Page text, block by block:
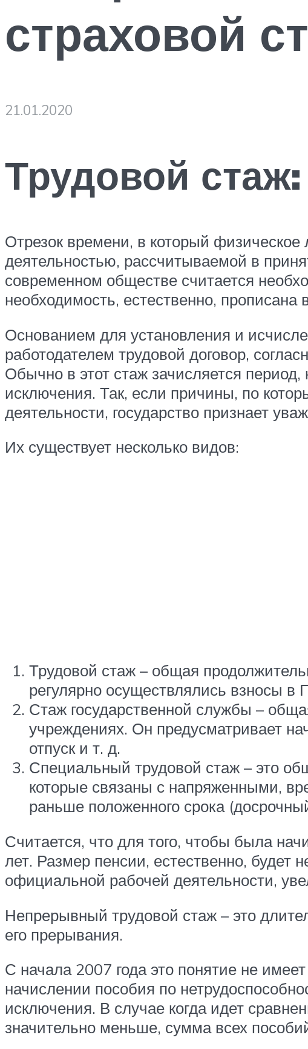
страховой
21.01.2020
Трудовой
Отрезок времени, в который
деятельностью, рассчитываемой в
современном обществе считается
необходимость, естественно,
Основанием для установления и
работодателем трудовой договор,
Обычно в этот стаж зачисляется
исключения. Так, если причины, по
деятельности, государство признает
Их существует несколько видов:
Трудовой стаж – общая
регулярно осуществлялись взносы
Стаж государственной службы –
учреждениях. Он предусматривает
отпуск и т. д.
Специальный трудовой стаж – это
которые связаны с напряженными,
раньше положенного срока
Считается, что для того, чтобы была
лет. Размер пенсии, естественно,
официальной рабочей деятельности,
Непрерывный трудовой стаж – это
его прерывания.
С начала 2007 года это понятие не
начислении пособия по
исключения. В случае когда идет
значительно меньше, сумма всех